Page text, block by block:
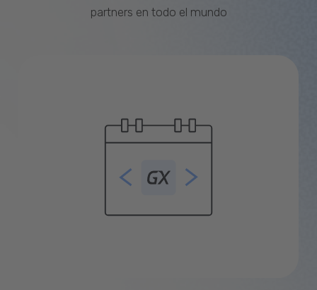
partners en todo el mundo